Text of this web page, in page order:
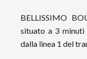
BELLISSIMO
situato a 3 minuti
dalla linea 1 del